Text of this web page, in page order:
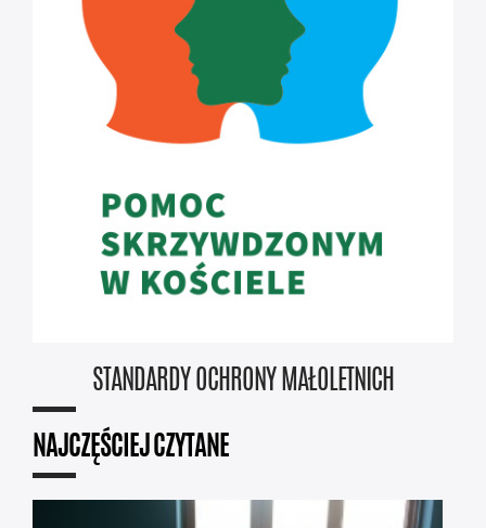
STANDARDY OCHRONY MAŁOLETNICH
NAJCZĘŚCIEJ CZYTANE